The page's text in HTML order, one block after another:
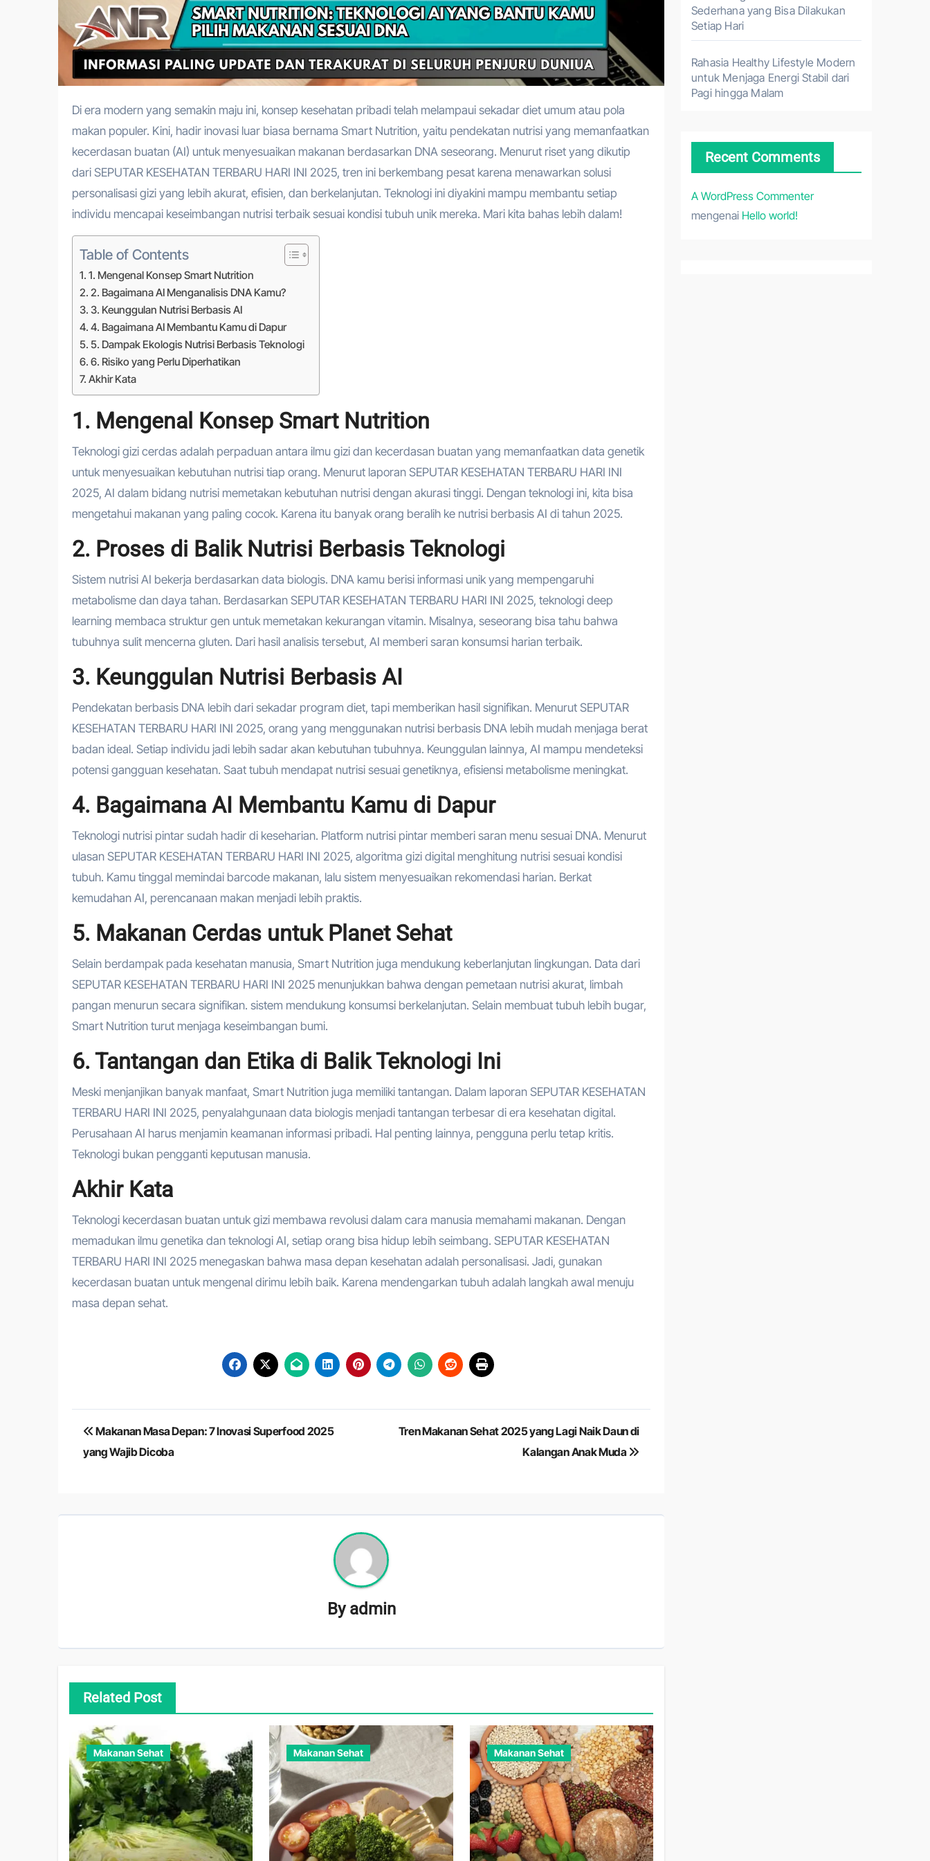
Di era modern yang semakin maju ini, konsep kesehatan pribadi telah melampaui sekadar diet umum atau pola
makan populer. Kini, hadir inovasi luar biasa bernama Smart Nutrition, yaitu pendekatan nutrisi yang memanfaatkan
kecerdasan buatan (AI) untuk menyesuaikan makanan berdasarkan DNA seseorang. Menurut riset yang dikutip
dari SEPUTAR KESEHATAN TERBARU HARI INI 2025, tren ini berkembang pesat karena menawarkan solusi
personalisasi gizi yang lebih akurat, efisien, dan berkelanjutan. Teknologi ini diyakini mampu membantu setiap
individu mencapai keseimbangan nutrisi terbaik sesuai kondisi tubuh unik mereka. Mari kita bahas lebih dalam!
Table of Contents
1. Mengenal Konsep Smart Nutrition
2. Bagaimana AI Menganalisis DNA Kamu?
3. Keunggulan Nutrisi Berbasis AI
4. Bagaimana AI Membantu Kamu di Dapur
5. Dampak Ekologis Nutrisi Berbasis Teknologi
6. Risiko yang Perlu Diperhatikan
Akhir Kata
1. Mengenal Konsep Smart Nutrition
Teknologi gizi cerdas adalah perpaduan antara ilmu gizi dan kecerdasan buatan yang memanfaatkan data genetik
untuk menyesuaikan kebutuhan nutrisi tiap orang. Menurut laporan SEPUTAR KESEHATAN TERBARU HARI INI
2025, AI dalam bidang nutrisi memetakan kebutuhan nutrisi dengan akurasi tinggi. Dengan teknologi ini, kita bisa
mengetahui makanan yang paling cocok. Karena itu banyak orang beralih ke nutrisi berbasis AI di tahun 2025.
2. Proses di Balik Nutrisi Berbasis Teknologi
Sistem nutrisi AI bekerja berdasarkan data biologis. DNA kamu berisi informasi unik yang mempengaruhi
metabolisme dan daya tahan. Berdasarkan SEPUTAR KESEHATAN TERBARU HARI INI 2025, teknologi deep
learning membaca struktur gen untuk memetakan kekurangan vitamin. Misalnya, seseorang bisa tahu bahwa
tubuhnya sulit mencerna gluten. Dari hasil analisis tersebut, AI memberi saran konsumsi harian terbaik.
3. Keunggulan Nutrisi Berbasis AI
Pendekatan berbasis DNA lebih dari sekadar program diet, tapi memberikan hasil signifikan. Menurut SEPUTAR
KESEHATAN TERBARU HARI INI 2025, orang yang menggunakan nutrisi berbasis DNA lebih mudah menjaga berat
badan ideal. Setiap individu jadi lebih sadar akan kebutuhan tubuhnya. Keunggulan lainnya, AI mampu mendeteksi
potensi gangguan kesehatan. Saat tubuh mendapat nutrisi sesuai genetiknya, efisiensi metabolisme meningkat.
4. Bagaimana AI Membantu Kamu di Dapur
Teknologi nutrisi pintar sudah hadir di keseharian. Platform nutrisi pintar memberi saran menu sesuai DNA. Menurut
ulasan SEPUTAR KESEHATAN TERBARU HARI INI 2025, algoritma gizi digital menghitung nutrisi sesuai kondisi
tubuh. Kamu tinggal memindai barcode makanan, lalu sistem menyesuaikan rekomendasi harian. Berkat
kemudahan AI, perencanaan makan menjadi lebih praktis.
5. Makanan Cerdas untuk Planet Sehat
Selain berdampak pada kesehatan manusia, Smart Nutrition juga mendukung keberlanjutan lingkungan. Data dari
SEPUTAR KESEHATAN TERBARU HARI INI 2025 menunjukkan bahwa dengan pemetaan nutrisi akurat, limbah
pangan menurun secara signifikan. sistem mendukung konsumsi berkelanjutan. Selain membuat tubuh lebih bugar,
Smart Nutrition turut menjaga keseimbangan bumi.
6. Tantangan dan Etika di Balik Teknologi Ini
Meski menjanjikan banyak manfaat, Smart Nutrition juga memiliki tantangan. Dalam laporan SEPUTAR KESEHATAN
TERBARU HARI INI 2025, penyalahgunaan data biologis menjadi tantangan terbesar di era kesehatan digital.
Perusahaan AI harus menjamin keamanan informasi pribadi. Hal penting lainnya, pengguna perlu tetap kritis.
Teknologi bukan pengganti keputusan manusia.
Akhir Kata
Teknologi kecerdasan buatan untuk gizi membawa revolusi dalam cara manusia memahami makanan. Dengan
memadukan ilmu genetika dan teknologi AI, setiap orang bisa hidup lebih seimbang. SEPUTAR KESEHATAN
TERBARU HARI INI 2025 menegaskan bahwa masa depan kesehatan adalah personalisasi. Jadi, gunakan
kecerdasan buatan untuk mengenal dirimu lebih baik. Karena mendengarkan tubuh adalah langkah awal menuju
masa depan sehat.
Navigasi
pos
Makanan Masa Depan: 7 Inovasi Superfood 2025
yang Wajib Dicoba
Tren Makanan Sehat 2025 yang Lagi Naik Daun di
Kalangan Anak Muda
By admin
Related Post
Makanan Sehat Makanan Sehat Makanan Sehat
Sederhana yang Bisa Dilakukan
Setiap Hari
Rahasia Healthy Lifestyle Modern
untuk Menjaga Energi Stabil dari
Pagi hingga Malam
Recent Comments
A WordPress Commenter
mengenai Hello world!